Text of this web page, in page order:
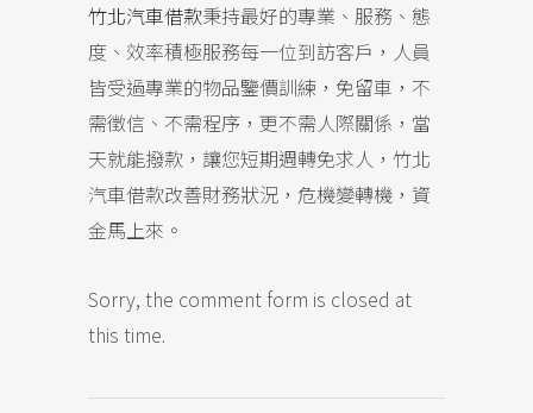
竹北汽車借款秉持最好的專業、服務、態
度、效率積極服務每一位到訪客戶，人員
皆受過專業的物品鑒價訓練，免留車，不
需徵信、不需程序，更不需人際關係，當
天就能撥款，讓您短期週轉免求人，竹北
汽車借款改善財務狀況，危機變轉機，資
金馬上來。
Sorry, the comment form is closed at
this time.